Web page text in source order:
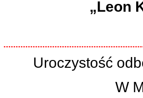
„Leon
Uroczystość
W